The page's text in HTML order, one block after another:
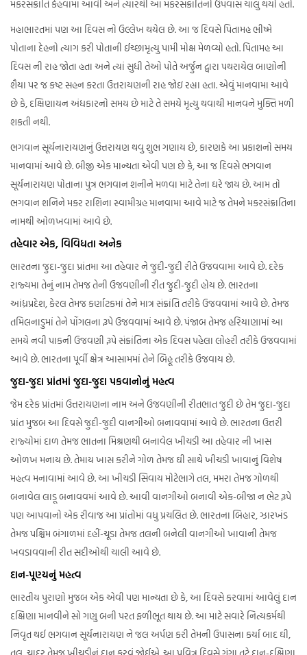
મકરસંક્રાતિ કેહવામાં આવી અને ત્યારથી આ મકરસંક્રાતિનો ઉપવાસ ચાલુ થયો હતો.
મહાભારતમાં પણ આ દિવસ નો ઉલ્લેખ થયેલ છે. આ જ દિવસે પિતામહ ભીષ્મે
પોતાના દેહનો ત્યાગ કરી પોતાની ઈચ્છામૃત્યુ પામી મોક્ષ મેળવ્યો હતો. પિતામહ આ
દિવસ ની રાહ જોતા હતા અને ત્યાં સુધી તેઓ પોતે અર્જુન દ્વારા પથરાયેલ બાણોની
શૈયા પર જ કષ્ટ સહન કરતા ઉત્તરાયણની રાહ જોઇ રહ્યા હતા. એવું માનવામા આવે
છે કે, દક્ષિણાયન અંધકારનો સમય છે માટે તે સમયે મૃત્યુ થવાથી માનવને મુક્તિ મળી
શકતી નથી.
ભગવાન સૂર્યનારાયણનું ઉત્તરાયણ થવુ શુભ ગણાય છે, કારણકે આ પ્રકાશનો સમય
માનવામાં આવે છે. બીજી એક માન્યતા એવી પણ છે કે, આ જ દિવસે ભગવાન
સૂર્યનારાયણ પોતાના પુત્ર ભગવાન શનીને મળવા માટે તેના ઘરે જાય છે. આમ તો
ભગવાન શનિને મકર રાશિના સ્વામીગ્રહ માનવામા આવે માટે જ તેમને મકરસંક્રાતિના
નામથી ઓળખવામાં આવે છે.
તહેવાર એક, વિવિધતા અનેક
ભારતના જુદા-જુદા પ્રાંતમા આ તહેવાર ને જુદી-જુદી રીતે ઉજવવામા આવે છે. દરેક
રાજ્યમા તેનું નામ તેમજ તેની ઉજવણીની રીત જુદી-જુદી હોય છે. ભારતના
આંધ્રપ્રદેશ, કેરલ તેમજ કર્ણાટકમાં તેને માત્ર સંક્રાંતિ તરીકે ઉજવવામાં આવે છે. તેમજ
તમિલનાડુમાં તેને પોંગલના રૂપે ઉજવવામાં આવે છે. પંજાબ તેમજ હરિયાણામાં આ
સમયે નવી પાકની ઉજવણી રૂપે સંક્રાંતિના એક દિવસ પહેલા લોહરી તરીકે ઉજવવામાં
આવે છે. ભારતના પૂર્વી ક્ષેત્ર આસામમાં તેને બિહૂ તરીકે ઉજવાય છે.
જુદા-જુદા પ્રાંતમાં જુદા-જુદા પકવાનોનું મહત્વ
જેમ દરેક પ્રાંતમાં ઉત્તરાયણના નામ અને ઉજવણીની રીતભાત જુદી છે તેમ જુદા-જુદા
પ્રાંત મુજબ આ દિવસે જુદી-જુદી વાનગીઓ બનાવવામાં આવે છે. ભારતના ઉત્તરી
રાજ્યોમાં દાળ તેમજ ભાતના મિશ્રણથી બનાવેલ ખીચડી આ તહેવાર ની ખાસ
ઓળખ મનાય છે. તેમાય ખાસ કરીને ગોળ તેમજ ઘી સાથે ખીચડી ખાવાનું વિશેષ
મહત્વ મનાવામાં આવે છે. આ ખીચડી સિવાય મોટેભાગે તલ, મમરા તેમજ ગોળથી
બનાવેલ લાડૂ બનાવવમાં આવે છે. આવી વાનગીઓ બનાવી એક-બીજા ન ભેટ રૂપે
પણ આપવાનો એક રીવાજ આ પ્રાંતોમાં વધુ પ્રચલિત છે. ભારતના બિહાર, ઝારખંડ
તેમજ પશ્ચિમ બંગાળમાં દહીં-ચૂડા તેમજ તલની બનેલી વાનગીઓ ખાવાની તેમજ
ખવડાવવાની રીત સદીઓથી ચાલી આવે છે.
દાન-પૂણ્યનું મહત્વ
ભારતીય પુરાણો મુજબ એક એવી પણ માન્યતા છે કે, આ દિવસે કરવામાં આવેલું દાન
દક્ષિણા માનવીને સો ગણુ બની પરત ફળીભૂત થાય છે. આ માટે સવારે નિત્યકર્મથી
નિવૃત થઈ ભગવાન સૂર્યનારાયણ ને જલ અર્પણ કરી તેમની ઉપાસના કર્યા બાદ ઘી,